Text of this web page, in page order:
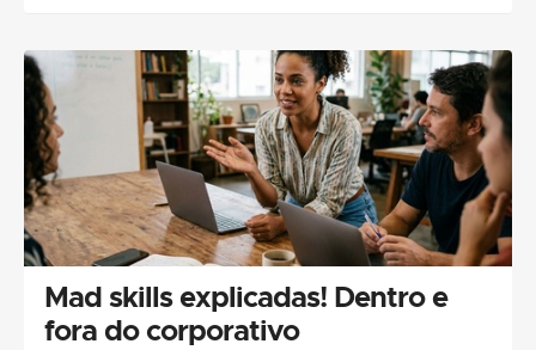
Mad skills explicadas! Dentro e
fora do corporativo